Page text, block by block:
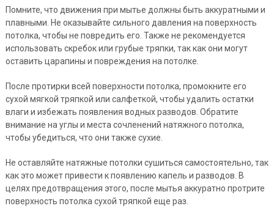
Помните, что движения при мытье должны быть аккуратными и
плавными. Не оказывайте сильного давления на поверхность
потолка, чтобы не повредить его. Также не рекомендуется
использовать скребок или грубые тряпки, так как они могут
оставить царапины и повреждения на потолке.
После протирки всей поверхности потолка, промокните его
сухой мягкой тряпкой или салфеткой, чтобы удалить остатки
влаги и избежать появления водных разводов. Обратите
внимание на углы и места сочленений натяжного потолка,
чтобы убедиться, что они также сухие.
Не оставляйте натяжные потолки сушиться самостоятельно, так
как это может привести к появлению капель и разводов. В
целях предотвращения этого, после мытья аккуратно протрите
поверхность потолка сухой тряпкой еще раз.